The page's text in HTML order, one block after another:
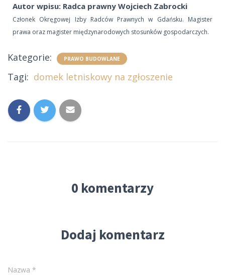
Autor wpisu: Radca prawny Wojciech Zabrocki
Członek Okręgowej Izby Radców Prawnych w Gdańsku. Magister
prawa oraz magister międzynarodowych stosunków gospodarczych.
Kategorie: PRAWO BUDOWLANE
Tagi: domek letniskowy na zgłoszenie
0 komentarzy
Dodaj komentarz
Nazwa *